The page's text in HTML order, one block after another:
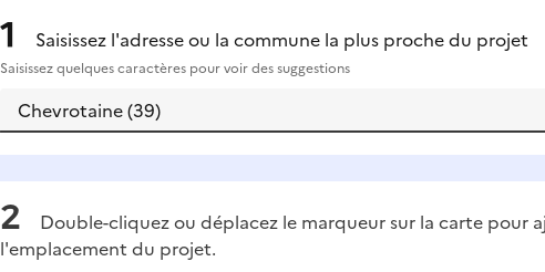
Saisissez l'adresse ou la commune la plus proche du projet
Saisissez quelques caractères pour voir des suggestions
Double-cliquez ou déplacez le marqueur sur la carte pour
l'emplacement du projet.